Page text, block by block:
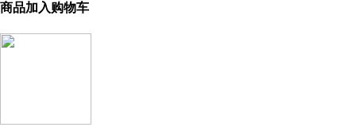
商品加入购物车